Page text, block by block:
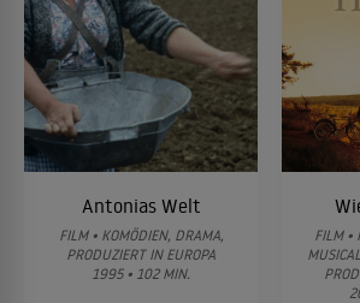
Antonias Welt
FILM • KOMÖDIEN, DRAMA,
PRODUZIERT IN EUROPA
1995 • 102 MIN.
FILM •